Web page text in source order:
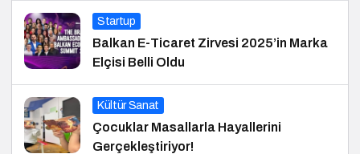
Startup
Balkan E-Ticaret Zirvesi 2025’in Marka
Elçisi Belli Oldu
Kültür Sanat
Çocuklar Masallarla Hayallerini
Gerçekleştiriyor!